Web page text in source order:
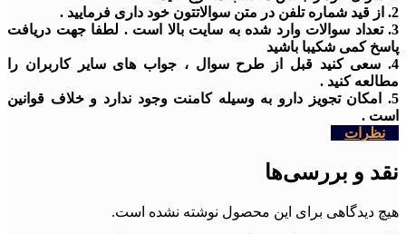
2. از قید شماره تلفن در متن سوالاتتون خود داری فرمایید .
3. تعداد سوالات وارد شده به سایت بالا است . لطفا جهت دریافت
پاسخ کمی شکیبا باشید
4. سعی کنید قبل از طرح سوال ، جواب های سایر کاربران را
مطالعه کنید .
5. امکان تجویز دارو به وسیله کامنت وجود ندارد و خلاف قوانین
است .
نظرات
نقد و بررسی‌ها
هیچ دیدگاهی برای این محصول نوشته نشده است.